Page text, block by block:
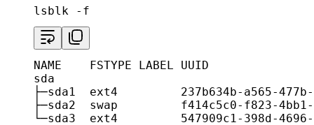
lsblk -f
NAME    FSTYPE LABEL UUID
sda
├─sda1  ext4         237b634b-a565-
├─sda2  swap         f414c5c0-f823-4bb1-
└─sda3  ext4         547909c1-398d-4696-